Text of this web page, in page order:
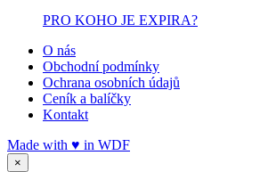
PRO KOHO JE EXPIRA?
O nás
Obchodní podmínky
Ochrana osobních údajů
Ceník a balíčky
Kontakt
Made with ♥ in WDF
×